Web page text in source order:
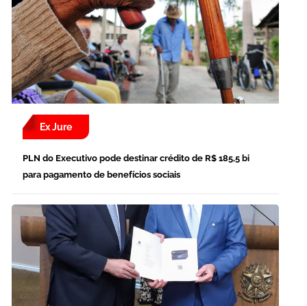
Ex Jure
PLN do Executivo pode destinar crédito de R$ 185,5 bi
para pagamento de benefícios sociais